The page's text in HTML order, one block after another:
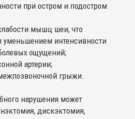
при остром и подостром
мышц шеи, что
уменьшением интенсивности
ощущений;
артерии;
грыжи.
нарушения может
дискэктомия,